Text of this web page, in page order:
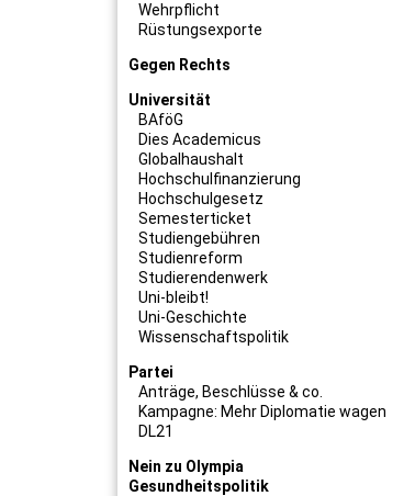
Wehrpflicht
Rüstungsexporte
Gegen Rechts
Universität
BAföG
Dies Academicus
Globalhaushalt
Hochschulfinanzierung
Hochschulgesetz
Semesterticket
Studiengebühren
Studienreform
Studierendenwerk
Uni-bleibt!
Uni-Geschichte
Wissenschaftspolitik
Partei
Anträge, Beschlüsse & co.
Kampagne: Mehr Diplomatie wagen
DL21
Nein zu Olympia
Gesundheitspolitik